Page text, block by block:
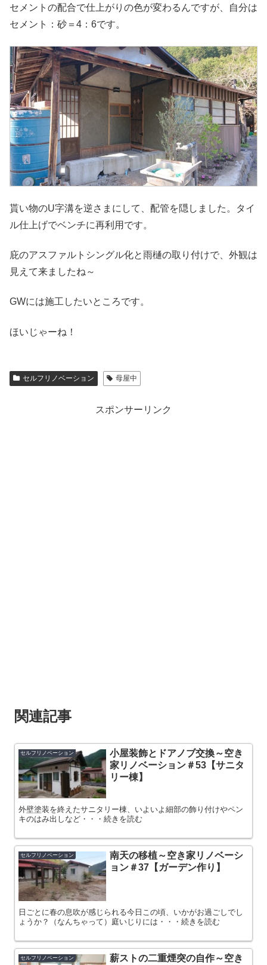
セメントの配合で仕上がりの色が変わるんですが、自分は
セメント：砂＝4：6です。
貰い物のU字溝を逆さまにして、配管を隠しました。タイ
ル仕上げでベンチに再利用です。
庇のアスファルトシングル化と雨樋の取り付けで、外観は
見えて来ましたね～
GWには施工したいところです。
ほいじゃーね！
セルフリノベーション 母屋中
スポンサーリンク
関連記事
セルフリノベーション
小屋装飾とドアノブ交換～空き
家リノベーション＃53【サニタ
リー棟】
外壁塗装を終えたサニタリー棟、いよいよ細部の飾り付けやペン
キのはみ出しなど・・・続きを読む
セルフリノベーション
南天の移植～空き家リノベーシ
ョン＃37【ガーデン作り】
日ごとに春の息吹が感じられる今日この頃、いかがお過ごしでし
ょうか？（なんちゃって）庭いじりには・・・続きを読む
セルフリノベーション 薪ストの二重煙突の自作～空き